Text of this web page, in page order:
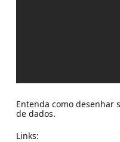
Entenda como desenhar
de dados.
Links: